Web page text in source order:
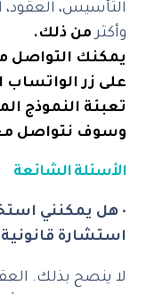
التأسيس، العقود،
وأكثرمن ذلك.
يمكنك التواصل
على زر
تعبئة النموذج
وسوف نتواصل
الأسئلة الشائعة
•هل يمكنني
استشارة
لا ينصح بذلك.